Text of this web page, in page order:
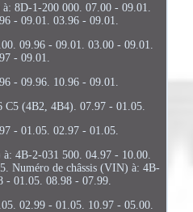
8D-1-200 000. 07.00 - 09.01.
- 09.01. 03.96 - 09.01.
09.96 - 09.01. 03.00 - 09.01.
- 09.01.
- 09.96. 10.96 - 09.01.
(4B2, 4B4). 07.97 - 01.05.
- 01.05. 02.97 - 01.05.
4B-2-031 500. 04.97 - 10.00.
Numéro de châssis (VIN) à: 4B-
- 01.05. 08.98 - 07.99.
02.99 - 01.05. 10.97 - 05.00.